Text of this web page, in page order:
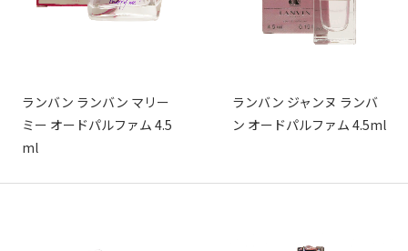
ランバン ランバン マリー
ミー オードパルファム 4.5
ml
ランバン ジャンヌ ランバ
ン オードパルファム 4.5ml